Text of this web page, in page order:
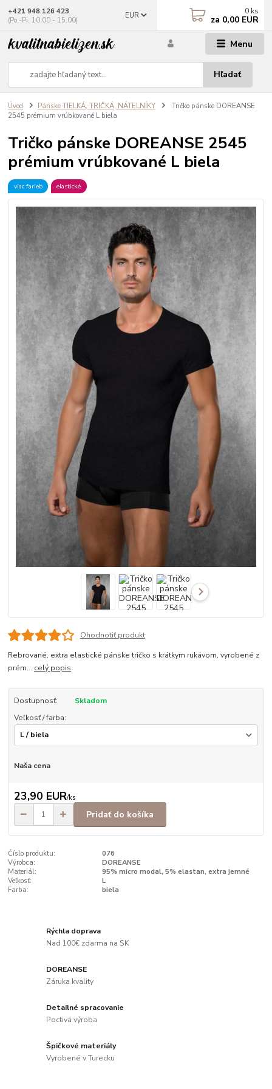
Menu
EUR
Hľadať
+421 948 126 423
(Po.-Pi. 10.00 - 15.00)
0 ks
za 0,00 EUR
Úvod Pánske TIELKÁ, TRIČKÁ, NÁTELNÍKY
Tričko pánske DOREANSE
2545 prémium vrúbkované L biela
Tričko pánske DOREANSE 2545
prémium vrúbkované L biela
viac farieb elastické
Ohodnotiť produkt
Rebrované, extra elastické pánske tričko s krátkym rukávom, vyrobené z
prém... celý popis
Dostupnosť:
Skladom
Veľkosť / farba:
Naša cena
23,90 EUR/ks
Pridať do košíka
Číslo produktu:
076
Výrobca:
DOREANSE
Materiál:
95% micro modal, 5% elastan, extra jemné
Veľkosť:
L
Farba:
biela
Rýchla doprava
Nad 100€ zdarma na SK
DOREANSE
Záruka kvality
Detailné spracovanie
Poctivá výroba
Špičkové materiály
Vyrobené v Turecku